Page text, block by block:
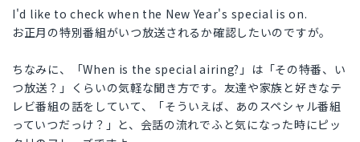
I'd like to check when the New Year's special is on.
お正月の特別番組がいつ放送されるか確認したいのですが。
ちなみに、「When is the special airing?」は「その特番、い
つ放送？」くらいの気軽な聞き方です。友達や家族と好きなテ
レビ番組の話をしていて、「そういえば、あのスペシャル番組
っていつだっけ？」と、会話の流れでふと気になった時にピッ